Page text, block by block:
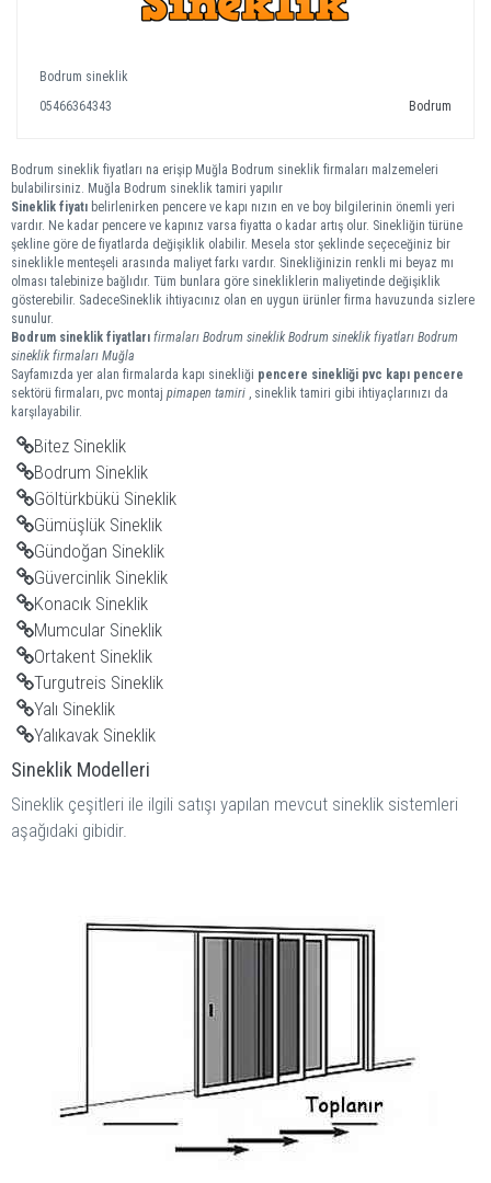
Bodrum sineklik
05466364343
Bodrum
Bodrum sineklik fiyatları na erişip Muğla Bodrum sineklik firmaları malzemeleri
bulabilirsiniz. Muğla Bodrum sineklik tamiri yapılır
Sineklik fiyatı belirlenirken pencere ve kapı nızın en ve boy bilgilerinin önemli yeri
vardır. Ne kadar pencere ve kapınız varsa fiyatta o kadar artış olur. Sinekliğin türüne
şekline göre de fiyatlarda değişiklik olabilir. Mesela stor şeklinde seçeceğiniz bir
sineklikle menteşeli arasında maliyet farkı vardır. Sinekliğinizin renkli mi beyaz mı
olması talebinize bağlıdır. Tüm bunlara göre sinekliklerin maliyetinde değişiklik
gösterebilir. SadeceSineklik ihtiyacınız olan en uygun ürünler firma havuzunda sizlere
sunulur.
Bodrum sineklik fiyatları firmaları Bodrum sineklik Bodrum sineklik fiyatları Bodrum
sineklik firmaları Muğla
Sayfamızda yer alan firmalarda kapı sinekliği pencere sinekliği pvc kapı pencere
sektörü firmaları, pvc montaj pimapen tamiri , sineklik tamiri gibi ihtiyaçlarınızı da
karşılayabilir.
Bitez Sineklik
Bodrum Sineklik
Göltürkbükü Sineklik
Gümüşlük Sineklik
Gündoğan Sineklik
Güvercinlik Sineklik
Konacık Sineklik
Mumcular Sineklik
Ortakent Sineklik
Turgutreis Sineklik
Yalı Sineklik
Yalıkavak Sineklik
Sineklik Modelleri
Sineklik çeşitleri ile ilgili satışı yapılan mevcut sineklik sistemleri
aşağıdaki gibidir.